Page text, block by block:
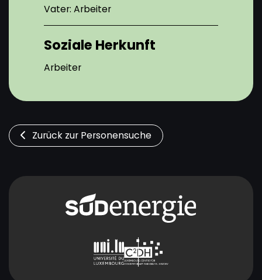
Vater: Arbeiter
Soziale Herkunft
Arbeiter
Zurück zur Personensuche